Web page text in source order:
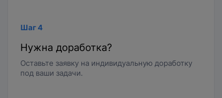
Шаг 4
Нужна доработка?
Оставьте заявку на индивидуальную доработку
под ваши задачи.